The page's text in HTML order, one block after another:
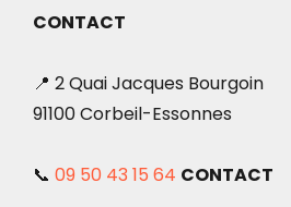
CONTACT
📍 2 Quai Jacques Bourgoin
91100 Corbeil-Essonnes
📞 09 50 43 15 64 CONTACT